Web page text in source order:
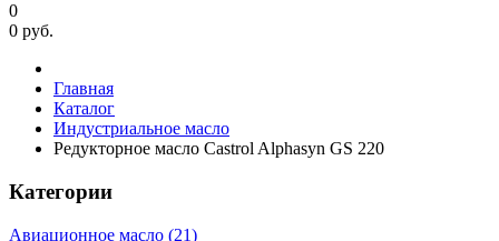
0
0 руб.
Главная
Каталог
Индустриальное масло
Редукторное масло Castrol Alphasyn GS 220
Категории
Авиационное масло (21)